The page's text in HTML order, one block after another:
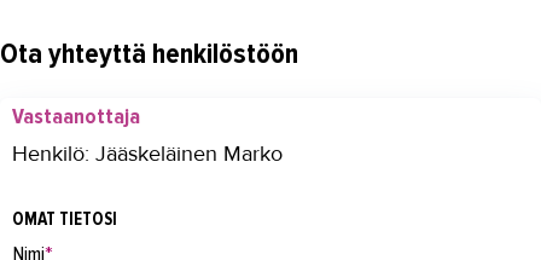
OMA TAKK
Ota yhteyttä henkilöstöön
Vastaanottaja
Henkilö: Jääskeläinen Marko
OMAT TIETOSI
Nimi*